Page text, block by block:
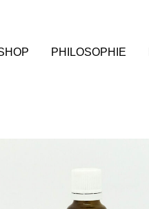
PHILOSOPHIE